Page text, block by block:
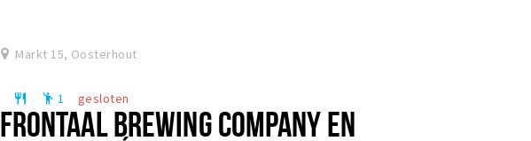
Markt 15, Oosterhout
restaurant emoji_people 1 gesloten
FRONTAAL BREWING COMPANY EN